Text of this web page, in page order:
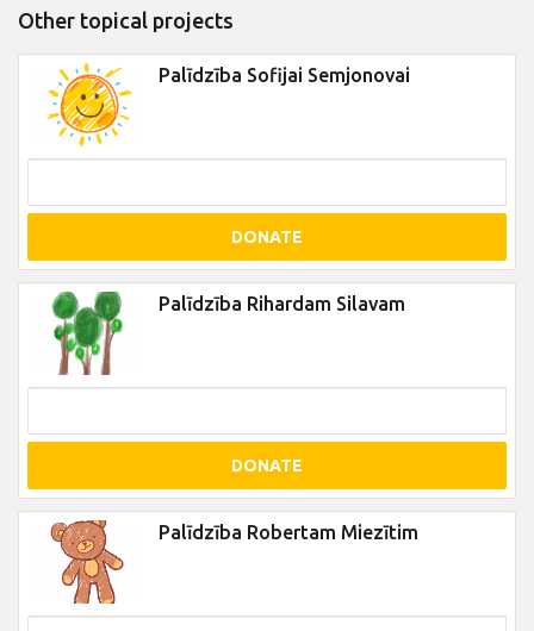
Other topical projects
Palīdzība Sofijai Semjonovai
DONATE
Palīdzība Rihardam Silavam
DONATE
Palīdzība Robertam Miezītim